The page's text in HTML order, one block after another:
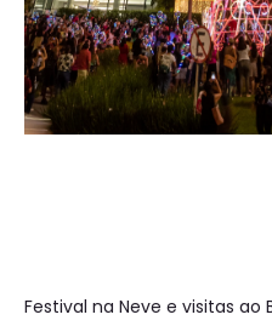
Festival na Neve e visitas ao